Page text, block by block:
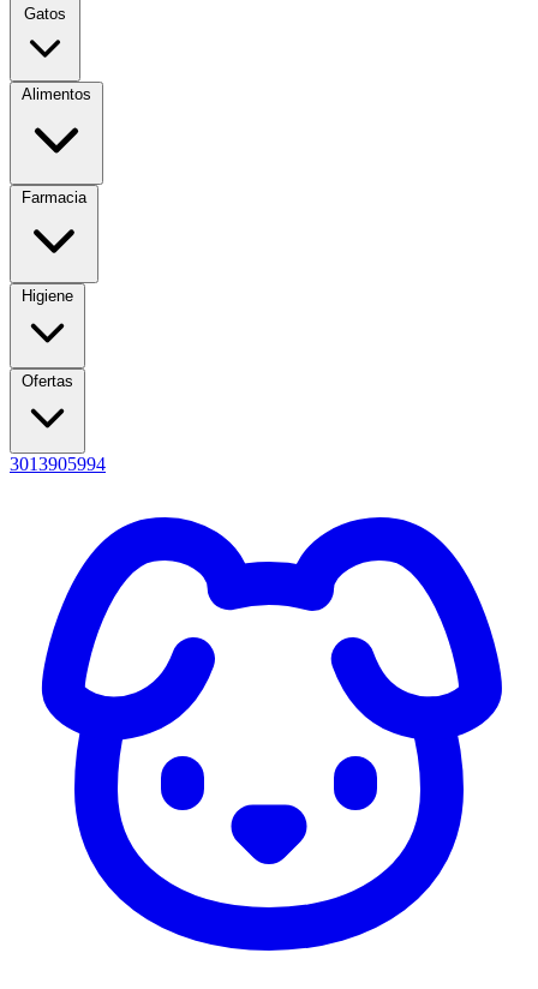
Gatos
Alimentos
Farmacia
Higiene
Ofertas
3013905994